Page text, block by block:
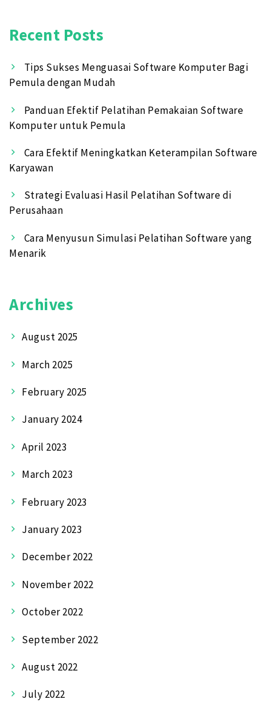
Recent Posts
Tips Sukses Menguasai Software Komputer Bagi
Pemula dengan Mudah
Panduan Efektif Pelatihan Pemakaian Software
Komputer untuk Pemula
Cara Efektif Meningkatkan Keterampilan Software
Karyawan
Strategi Evaluasi Hasil Pelatihan Software di
Perusahaan
Cara Menyusun Simulasi Pelatihan Software yang
Menarik
Archives
August 2025
March 2025
February 2025
January 2024
April 2023
March 2023
February 2023
January 2023
December 2022
November 2022
October 2022
September 2022
August 2022
July 2022